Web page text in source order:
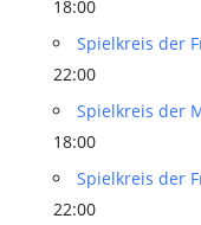
18:00
Spielkreis der
22:00
Spielkreis der
18:00
Spielkreis der
22:00